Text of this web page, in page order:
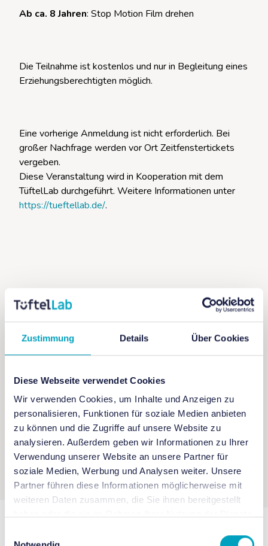
Zustimmung Details Über Cookies
Diese Webseite verwendet Cookies
Wir verwenden Cookies, um Inhalte und Anzeigen zu
personalisieren, Funktionen für soziale Medien anbieten
zu können und die Zugriffe auf unsere Website zu
analysieren. Außerdem geben wir Informationen zu Ihrer
Verwendung unserer Website an unsere Partner für
soziale Medien, Werbung und Analysen weiter. Unsere
Partner führen diese Informationen möglicherweise mit
weiteren Daten zusammen, die Sie ihnen bereitgestellt
Ab ca. 8 Jahren: Stop Motion Film drehen
Die Teilnahme ist kostenlos und nur in Begleitung eines
Erziehungsberechtigten möglich.
Eine vorherige Anmeldung ist nicht erforderlich. Bei
großer Nachfrage werden vor Ort Zeitfenstertickets
vergeben.
Diese Veranstaltung wird in Kooperation mit dem
TüftelLab durchgeführt. Weitere Informationen unter
https://tueftellab.de/.